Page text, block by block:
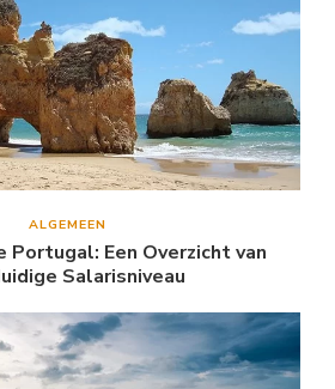
ALGEMEEN
Portugal: Een Overzicht van
Salarisniveau